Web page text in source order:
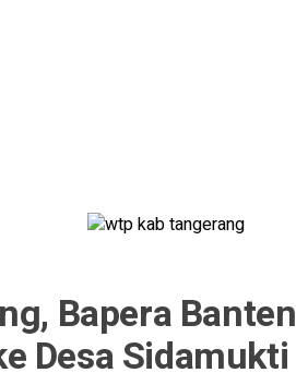
Bapera Banten
Desa Sidamukti